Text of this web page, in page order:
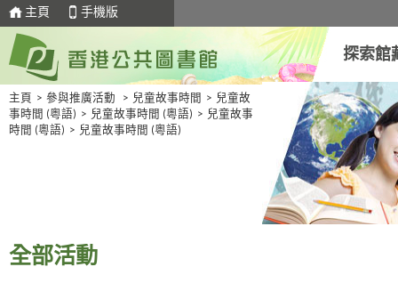
主頁 手機版
探索館
主頁 > 參與推廣活動 > 兒童故事時間 > 兒童故
事時間 (粵語) > 兒童故事時間 (粵語) > 兒童故事
時間 (粵語) > 兒童故事時間 (粵語)
全部活動